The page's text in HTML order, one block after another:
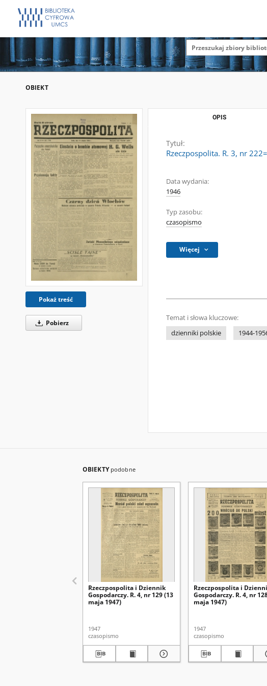
OBIEKT
Pokaż treść
Pobierz
OPIS
Tytuł:
Rzeczpospolita. R. 3, nr
Data wydania:
1946
Typ zasobu:
czasopismo
Więcej
Temat i słowa kluczowe:
dzienniki polskie
1944-
OBIEKTY podobne
Rzeczpospolita i Dziennik
Gospodarczy. R. 4, nr 129 (13
maja 1947)
1947
czasopismo
Rzeczpospolita i
Gospodarczy. R. 4, nr
maja 1947)
1947
czasopismo